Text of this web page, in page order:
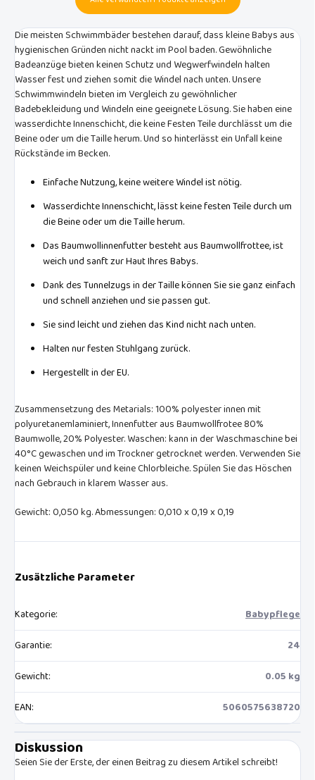
Die meisten Schwimmbäder bestehen darauf, dass kleine Babys aus
hygienischen Gründen nicht nackt im Pool baden. Gewöhnliche
Badeanzüge bieten keinen Schutz und Wegwerfwindeln halten
Wasser fest und ziehen somit die Windel nach unten. Unsere
Schwimmwindeln bieten im Vergleich zu gewöhnlicher
Badebekleidung und Windeln eine geeignete Lösung. Sie haben eine
wasserdichte Innenschicht, die keine Festen Teile durchlässt um die
Beine oder um die Taille herum. Und so hinterlässt ein Unfall keine
Rückstände im Becken.
Einfache Nutzung, keine weitere Windel ist nötig.
Wasserdichte Innenschicht, lässt keine festen Teile durch um
die Beine oder um die Taille herum.
Das Baumwollinnenfutter besteht aus Baumwollfrottee, ist
weich und sanft zur Haut Ihres Babys.
Dank des Tunnelzugs in der Taille können Sie sie ganz einfach
und schnell anziehen und sie passen gut.
Sie sind leicht und ziehen das Kind nicht nach unten.
Halten nur festen Stuhlgang zurück.
Hergestellt in der EU.
Zusammensetzung des Metarials: 100% polyester innen mit
polyuretanemlaminiert, Innenfutter aus Baumwollfrotee 80%
Baumwolle, 20% Polyester. Waschen: kann in der Waschmaschine bei
40°C gewaschen und im Trockner getrocknet werden. Verwenden Sie
keinen Weichspüler und keine Chlorbleiche. Spülen Sie das Höschen
nach Gebrauch in klarem Wasser aus.
Gewicht: 0,050 kg. Abmessungen: 0,010 x 0,19 x 0,19
Zusätzliche Parameter
Kategorie:
Babypflege
Garantie:
24
Gewicht:
0.05 kg
EAN: 5060575638720
Diskussion
Seien Sie der Erste, der einen Beitrag zu diesem Artikel schreibt!